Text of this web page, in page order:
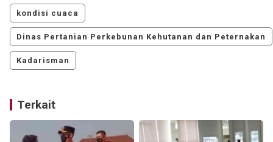
kondisi cuaca
Dinas Pertanian Perkebunan Kehutanan dan Peternakan
Kadarisman
Terkait